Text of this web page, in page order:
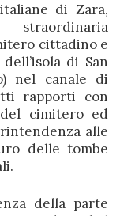
di Zara,
cittadino e
di San
nel canale di
rapporti con
cimitero ed
alle
delle tombe
della parte